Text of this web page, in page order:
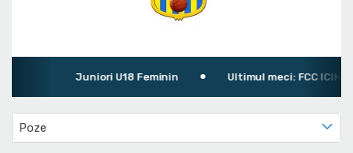
Juniori U18 Feminin Ultimul meci: FCC ICIM 2
Poze